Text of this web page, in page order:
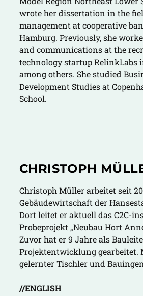
wrote her dissertation in the
management at cooperative
Hamburg. Previously, she
and communications at the
technology startup RelinkLabs
among others. She studied
Development Studies at
School.
CHRISTOPH
Christoph Müller arbeitet seit
Gebäudewirtschaft der
Dort leitet er aktuell das C2C-
Probeprojekt „Neubau Hort
Zuvor hat er 9 Jahre als
Projektentwicklung gearbeitet.
gelernter Tischler und
//ENGLISH